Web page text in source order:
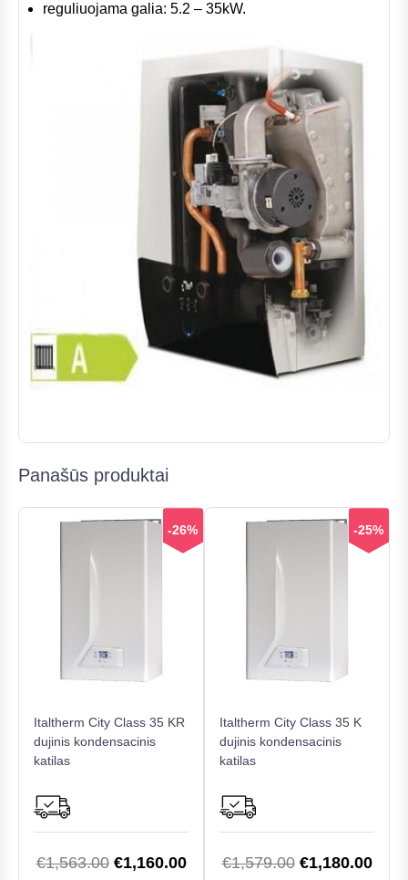
reguliuojama galia: 5.2 – 35kW.
Panašūs produktai
-26%
Italtherm City Class 35 KR
dujinis kondensacinis
katilas
€1,563.00 Original
€1,160.00Current
-25%
Italtherm City Class 35 K
dujinis kondensacinis
katilas
€1,579.00 Original
€1,180.00